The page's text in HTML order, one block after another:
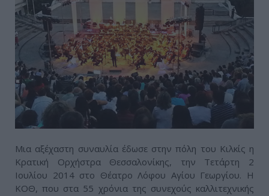
Μια αξέχαστη συναυλία έδωσε στην πόλη του Κιλκίς η
Κρατική Ορχήστρα Θεσσαλονίκης, την Τετάρτη 2
Ιουλίου 2014 στο Θέατρο Λόφου Αγίου Γεωργίου. Η
ΚΟΘ, που στα 55 χρόνια της συνεχούς καλλιτεχνικής